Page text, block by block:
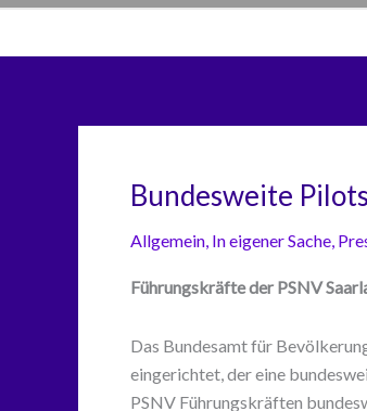
Bundesweite
Allgemein, In eigener Sache,
Führungskräfte der PSNV
Das Bundesamt für
eingerichtet, der eine
PSNV Führungskräften